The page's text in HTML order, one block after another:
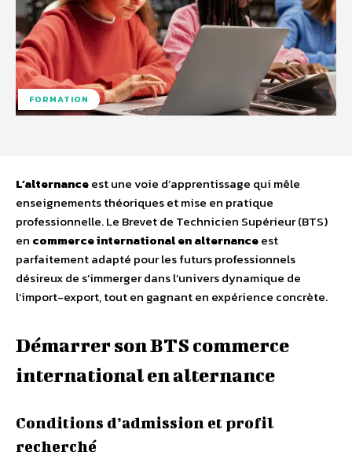
FORMATION
L’alternanceest une voie d’apprentissage qui mêle
enseignements théoriques et mise en pratique
professionnelle. Le Brevet de Technicien Supérieur (BTS)
en commerce international en alternanceest
parfaitement adapté pour les futurs professionnels
désireux de s’immerger dans l’univers dynamique de
l’import-export, tout en gagnant en expérience concrète.
Démarrer son BTS commerce
international en alternance
Conditions d’admission et profil
recherché